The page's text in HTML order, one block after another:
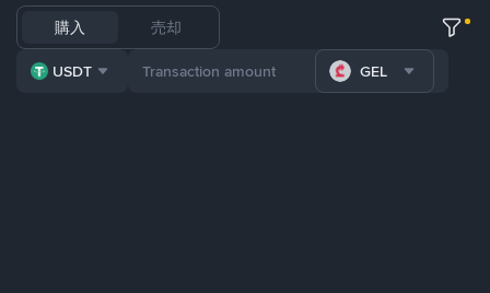
購入 売却
USDT GEL